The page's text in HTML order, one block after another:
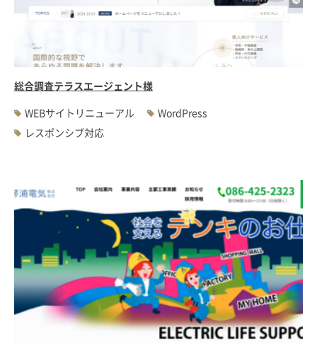
総合調査テラスエージェント様
WEBサイトリニューアル
WordPress
レスポンシブ対応